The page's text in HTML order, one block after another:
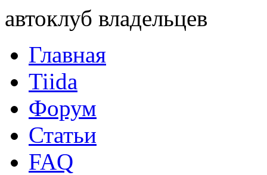
автоклуб владельцев
Главная
Tiida
Форум
Статьи
FAQ